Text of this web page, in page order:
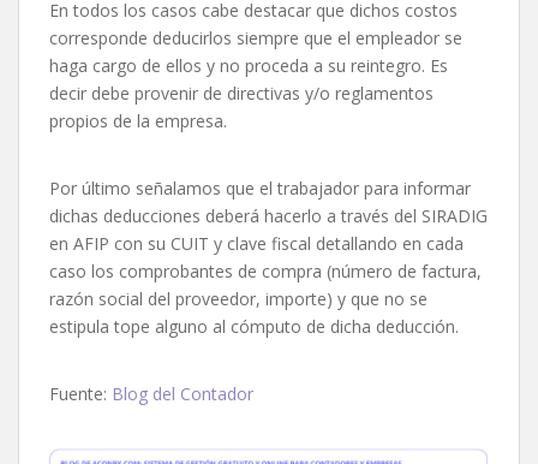
En todos los casos cabe destacar que dichos costos
corresponde deducirlos siempre que el empleador se
haga cargo de ellos y no proceda a su reintegro. Es
decir debe provenir de directivas y/o reglamentos
propios de la empresa.
Por último señalamos que el trabajador para informar
dichas deducciones deberá hacerlo a través del SIRADIG
en AFIP con su CUIT y clave fiscal detallando en cada
caso los comprobantes de compra (número de factura,
razón social del proveedor, importe) y que no se
estipula tope alguno al cómputo de dicha deducción.
Fuente: Blog del Contador